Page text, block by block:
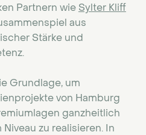
Partnern wie Sylter Kliff
aus
Stärke und
Grundlage, um
von Hamburg
ganzheitlich
zu realisieren. In